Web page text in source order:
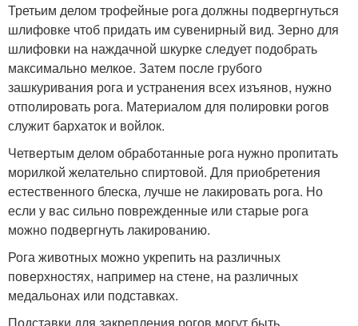
Третьим делом трофейные рога должны подвергнуться
шлифовке чтоб придать им сувенирный вид. Зерно для
шлифовки на наждачной шкурке следует подобрать
максимально мелкое. Затем после грубого
зашкуривания рога и устранения всех изъянов, нужно
отполировать рога. Материалом для полировки рогов
служит бархаток и войлок.
Четвертым делом обработанные рога нужно пропитать
морилкой желательно спиртовой. Для приобретения
естественного блеска, лучше не лакировать рога. Но
если у вас сильно поврежденные или старые рога
можно подвергнуть лакированию.
Рога животных можно укрепить на различных
поверхностях, например на стене, на различных
медальонах или подставках.